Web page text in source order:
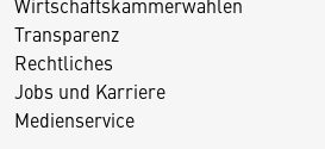
Transparenz
Rechtliches
Jobs und Karriere
Medienservice